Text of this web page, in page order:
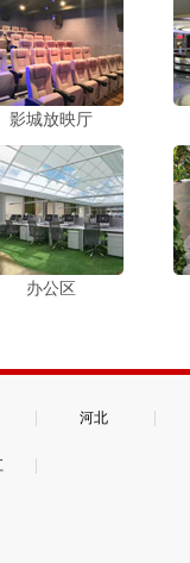
影城放映厅
办公区
河北